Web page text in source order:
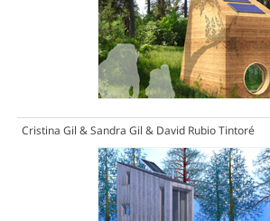
Cristina Gil & Sandra Gil & David Rubio Tintoré